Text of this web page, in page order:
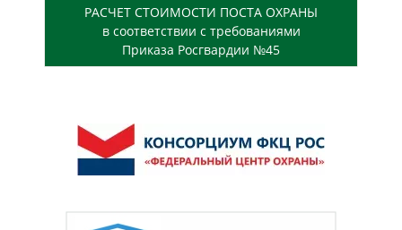
РАСЧЕТ СТОИМОСТИ ПОСТА ОХРАНЫ
в соответствии с требованиями
Приказа Росгвардии №45